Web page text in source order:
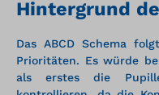
Hintergrund
Das ABCD Schema
Prioritäten. Es würde
als erstes die